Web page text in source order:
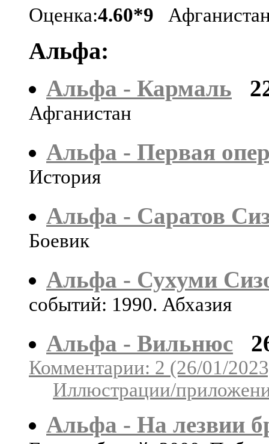
Оценка:4.60*9
Альфа:
Альфа - Кармаль
Афганистан
Альфа - Первая
История
Альфа - Саратов
Боевик
Альфа - Сухуми
событий: 1990. Абхазия
Альфа - Вильнюс
Комментарии: 2 (26/01/
Иллюстрации/
Альфа - На лезвии